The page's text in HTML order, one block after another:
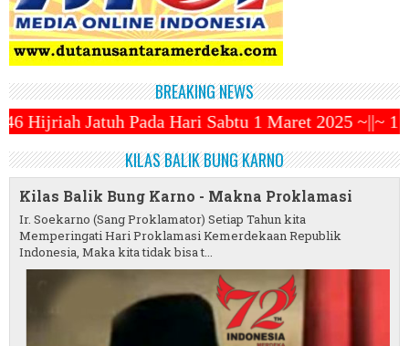
BREAKING NEWS
1 Maret 2025 ~||~ 1 Syawal Jatuh Pada
KILAS BALIK BUNG KARNO
Kilas Balik Bung Karno - Makna Proklamasi
Ir. Soekarno (Sang Proklamator) Setiap Tahun kita
Memperingati Hari Proklamasi Kemerdekaan Republik
Indonesia, Maka kita tidak bisa t...